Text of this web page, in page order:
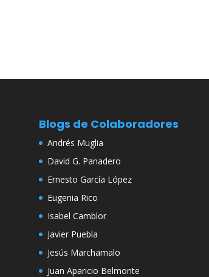
Blogs de Colaboradores
Andrés Muglia
David G. Panadero
Ernesto García López
Eugenia Rico
Isabel Camblor
Javier Puebla
Jesús Marchamalo
Juan Aparicio Belmonte